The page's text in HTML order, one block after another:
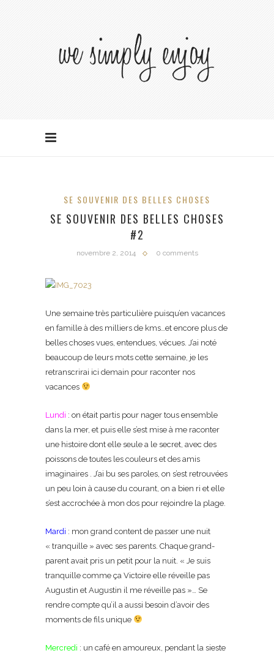
SE SOUVENIR DES BELLES CHOSES
SE SOUVENIR DES BELLES CHOSES
#2
novembre 2, 2014 0 comments
Une semaine très particulière puisqu’en vacances
en famille à des milliers de kms…et encore plus de
belles choses vues, entendues, vécues. J’ai noté
beaucoup de leurs mots cette semaine, je les
retranscrirai ici demain pour raconter nos
vacances
Lundi : on était partis pour nager tous ensemble
dans la mer, et puis elle s’est mise à me raconter
une histoire dont elle seule a le secret, avec des
poissons de toutes les couleurs et des amis
imaginaires . J’ai bu ses paroles, on s’est retrouvées
un peu loin à cause du courant, on a bien ri et elle
s’est accrochée à mon dos pour rejoindre la plage.
Mardi : mon grand content de passer une nuit
« tranquille » avec ses parents. Chaque grand-
parent avait pris un petit pour la nuit. « Je suis
tranquille comme ça Victoire elle réveille pas
Augustin et Augustin il me réveille pas »… Se
rendre compte qu’il a aussi besoin d’avoir des
moments de fils unique
Mercredi : un café en amoureux, pendant la sieste